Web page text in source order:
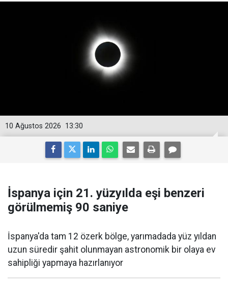
13:30
10 Ağustos 2026
İspanya için 21. yüzyılda eşi benzeri
görülmemiş 90 saniye
İspanya'da tam 12 özerk bölge, yarımadada yüz yıldan
uzun süredir şahit olunmayan astronomik bir olaya ev
sahipliği yapmaya hazırlanıyor